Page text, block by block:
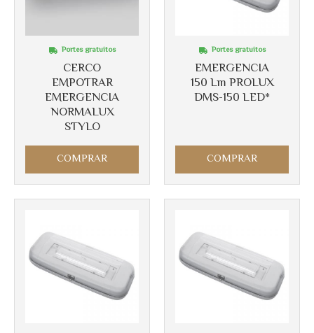
CERCO
EMPOTRAR
EMERGENCIA
NORMALUX
STYLO
Portes gratuitos
COMPRAR
EMERGENCIA
150 Lm PROLUX
DMS-150 LED*
Portes gratuitos
COMPRAR
Más info